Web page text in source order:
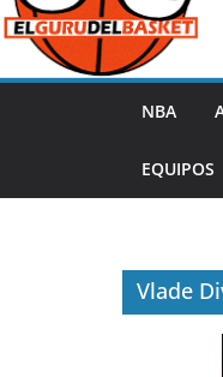
r
l
NBA
EQUIPOS
Vlade